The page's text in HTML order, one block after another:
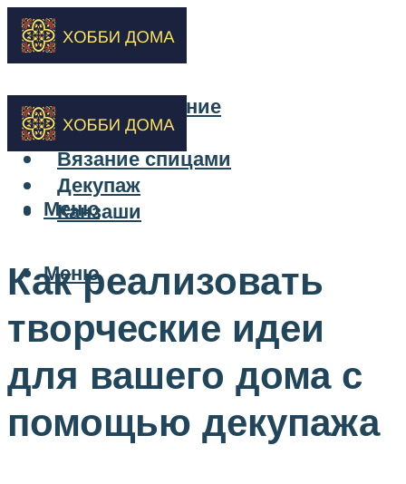
Бисероплетение
Вышивка
Вязание спицами
Декупаж
Канзаши
Меню
Меню
Как реализовать
творческие идеи
для вашего дома с
помощью декупажа